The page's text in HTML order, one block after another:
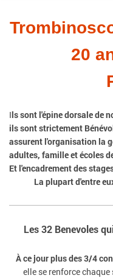
20 ans
Ils sont l'épine dorsale de
ils sont strictement
assurent l'organisation la
adultes, famille et écoles
Et l'encadrement des
La plupart d'entre
Les 32 Benevoles
À ce jour plus des 3/4
elle se renforce